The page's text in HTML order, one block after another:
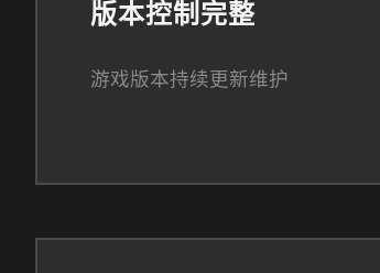
版本控制完整
游戏版本持续更新维护